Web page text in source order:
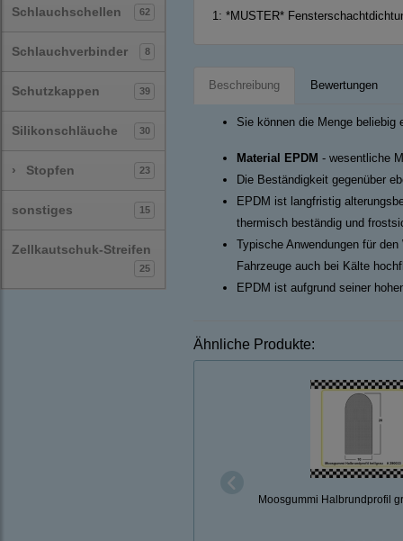
Schlauchschellen 62
Schlauchverbinder 8
Schutzkappen 39
Silikonschläuche 30
› Stopfen 23
sonstiges 15
Zellkautschuk-Streifen
25
1: *MUSTER*
Beschreibung Bewertungen
Sie können die Menge
Material EPDM - wesentliche
Die Beständigkeit gegenüber
EPDM ist langfristig
thermisch beständig und
Typische Anwendungen für
Fahrzeuge auch bei Kälte
EPDM ist aufgrund seiner
Ähnliche Produkte:
Moosgummi Halbrundprofil